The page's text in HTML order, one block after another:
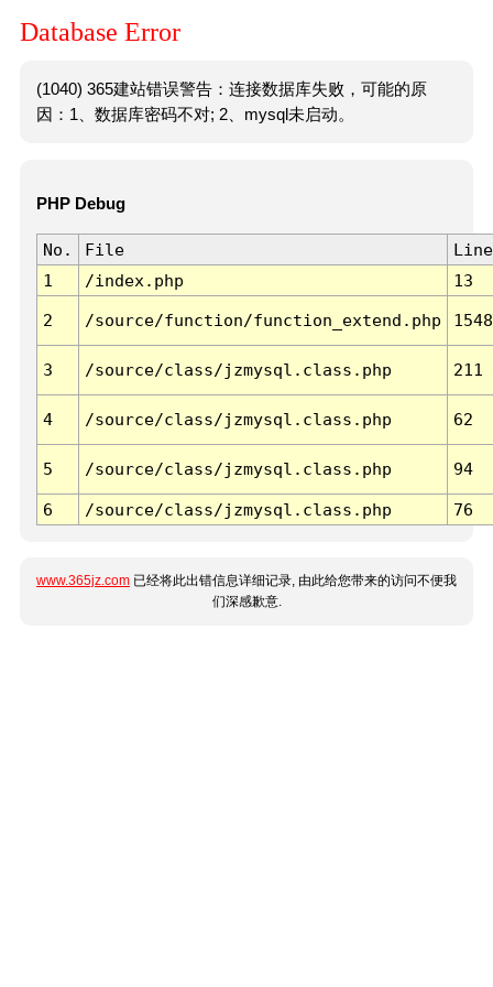
Database Error
(1040) 365建站错误警告：连接数据库失败，可能的原
因：1、数据库密码不对; 2、mysql未启动。
PHP Debug
No. File
Line
1
/index.php 13
2 /source/function/function_extend.php 1548
3 /source/class/jzmysql.class.php 211
4 /source/class/jzmysql.class.php 62
5 /source/class/jzmysql.class.php 94
6 /source/class/jzmysql.class.php 76
www.365jz.com 已经将此出错信息详细记录, 由此给您带来的访问不便我
们深感歉意.